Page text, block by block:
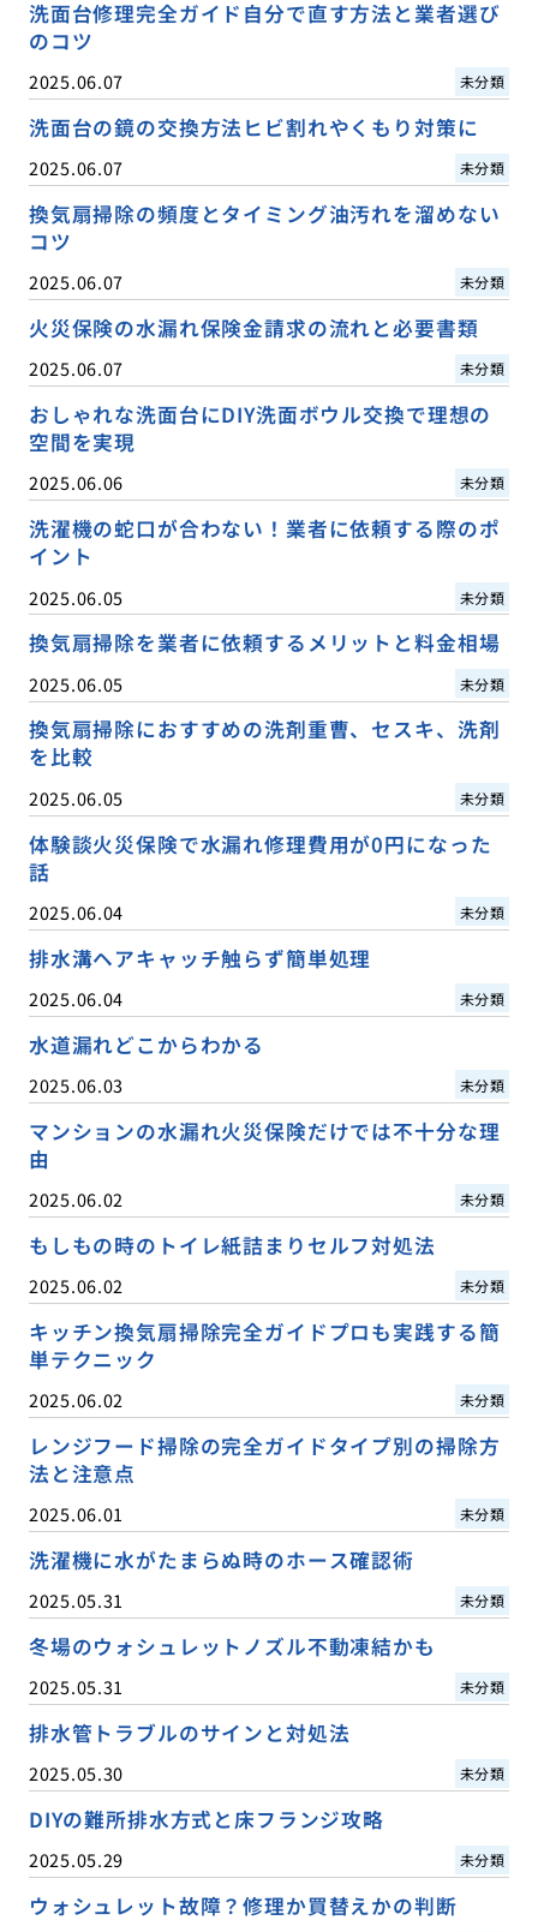
洗面台修理完全ガイド自分で直す方法と業者選び
のコツ
2025.06.07 未分類
洗面台の鏡の交換方法ヒビ割れやくもり対策に
2025.06.07 未分類
換気扇掃除の頻度とタイミング油汚れを溜めない
コツ
2025.06.07 未分類
火災保険の水漏れ保険金請求の流れと必要書類
2025.06.07 未分類
おしゃれな洗面台にDIY洗面ボウル交換で理想の
空間を実現
2025.06.06 未分類
洗濯機の蛇口が合わない！業者に依頼する際のポ
イント
2025.06.05 未分類
換気扇掃除を業者に依頼するメリットと料金相場
2025.06.05 未分類
換気扇掃除におすすめの洗剤重曹、セスキ、洗剤
を比較
2025.06.05 未分類
体験談火災保険で水漏れ修理費用が0円になった
話
2025.06.04 未分類
排水溝ヘアキャッチ触らず簡単処理
2025.06.04 未分類
水道漏れどこからわかる
2025.06.03 未分類
マンションの水漏れ火災保険だけでは不十分な理
由
2025.06.02 未分類
もしもの時のトイレ紙詰まりセルフ対処法
2025.06.02 未分類
キッチン換気扇掃除完全ガイドプロも実践する簡
単テクニック
2025.06.02 未分類
レンジフード掃除の完全ガイドタイプ別の掃除方
法と注意点
2025.06.01 未分類
洗濯機に水がたまらぬ時のホース確認術
2025.05.31 未分類
冬場のウォシュレットノズル不動凍結かも
2025.05.31 未分類
排水管トラブルのサインと対処法
2025.05.30 未分類
DIYの難所排水方式と床フランジ攻略
2025.05.29 未分類
ウォシュレット故障？修理か買替えかの判断